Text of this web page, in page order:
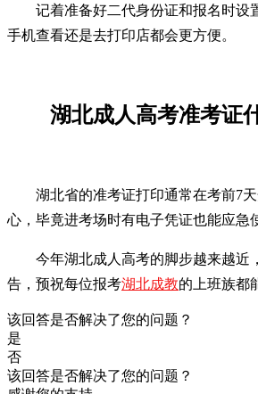
记着准备好二代身份证和报名时设
手机查看还是去打印店都会更方便。
湖北成人高考准考证
湖北省的准考证打印通常在考前7
心，毕竟进考场时有电子凭证也能应急
今年湖北成人高考的脚步越来越近
告，预祝每位报考湖北成教的上班族都
该回答是否解决了您的问题？
是
否
该回答是否解决了您的问题？